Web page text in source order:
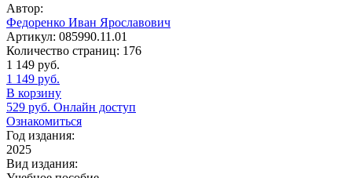
Автор:
Федоренко Иван Ярославович
Артикул: 085990.11.01
Количество страниц: 176
1 149 руб.
1 149 руб.
В корзину
529 руб. Онлайн доступ
Ознакомиться
Год издания:
2025
Вид издания: